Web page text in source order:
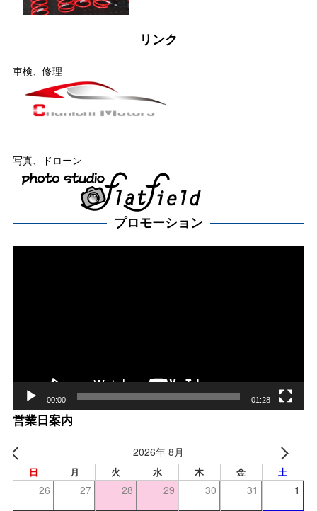
リンク
車検、修理
写真、ドローン
プロモーション
00:00 01:28
営業日案内
2026年 8月
日 月 火 水 木 金 土
26 27 28 29 30 31 1